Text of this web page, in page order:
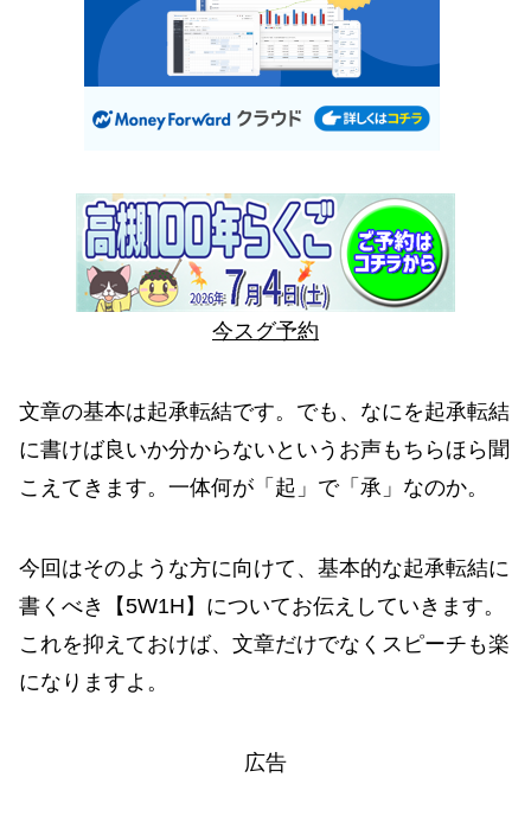
今スグ予約
文章の基本は起承転結です。でも、なにを起承転結
に書けば良いか分からないというお声もちらほら聞
こえてきます。一体何が「起」で「承」なのか。
今回はそのような方に向けて、基本的な起承転結に
書くべき【5W1H】についてお伝えしていきます。
これを抑えておけば、文章だけでなくスピーチも楽
になりますよ。
広告